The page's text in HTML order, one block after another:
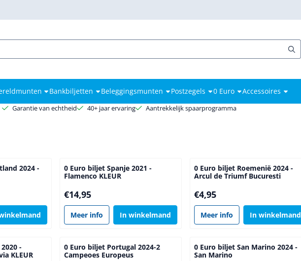
Bankbiljetten Beleggingsmunten Postzegels 0 Euro Accessoires
Garantie van echtheid 40+ jaar ervaring
Aantrekkelijk spaarprogramma
2024 -
0 Euro biljet Spanje 2021 -
Flamenco KLEUR
Prijs: 14,95
€14,95
Meer info In winkelmand
0 Euro biljet Roemenië 2024 -
Arcul de Triumf Bucuresti
Prijs: 4,95
€4,95
Meer info In winkelmand
-
KLEUR
0 Euro biljet Portugal 2024-2
Campeoes Europeus
0 Euro biljet San Marino 2024 -
San Marino